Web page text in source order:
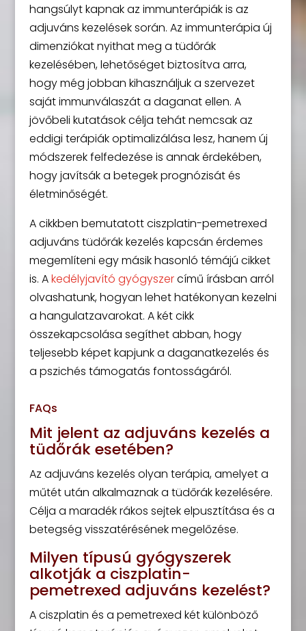
hangsúlyt kapnak az immunterápiák is az
adjuváns kezelések során. Az immunterápia új
dimenziókat nyithat meg a tüdőrák
kezelésében, lehetőséget biztosítva arra,
hogy még jobban kihasználjuk a szervezet
saját immunválaszát a daganat ellen. A
jövőbeli kutatások célja tehát nemcsak az
eddigi terápiák optimalizálása lesz, hanem új
módszerek felfedezése is annak érdekében,
hogy javítsák a betegek prognózisát és
életminőségét.
A cikkben bemutatott ciszplatin-pemetrexed
adjuváns tüdőrák kezelés kapcsán érdemes
megemlíteni egy másik hasonló témájú cikket
is. Akedélyjavító gyógyszercímű írásban arról
olvashatunk, hogyan lehet hatékonyan kezelni
a hangulatzavarokat. A két cikk
összekapcsolása segíthet abban, hogy
teljesebb képet kapjunk a daganatkezelés és
a pszichés támogatás fontosságáról.
FAQs
Mit jelent az adjuváns kezelés a
tüdőrák esetében?
Az adjuváns kezelés olyan terápia, amelyet a
műtét után alkalmaznak a tüdőrák kezelésére.
Célja a maradék rákos sejtek elpusztítása és a
betegség visszatérésének megelőzése.
Milyen típusú gyógyszerek
alkotják a ciszplatin-
pemetrexed adjuváns kezelést?
A ciszplatin és a pemetrexed két különböző